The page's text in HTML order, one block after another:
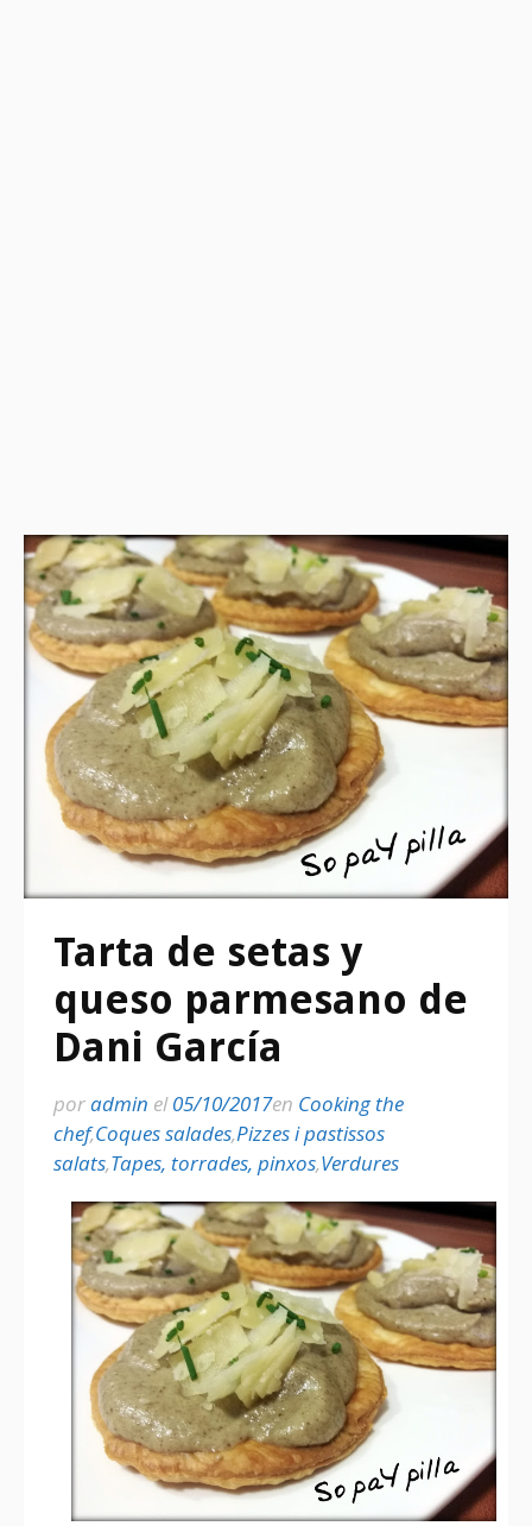
Tarta de setas y
queso parmesano de
Dani García
poradmin el05/10/2017en Cooking the
chef,Coques salades,Pizzes i pastissos
salats,Tapes, torrades, pinxos,Verdures